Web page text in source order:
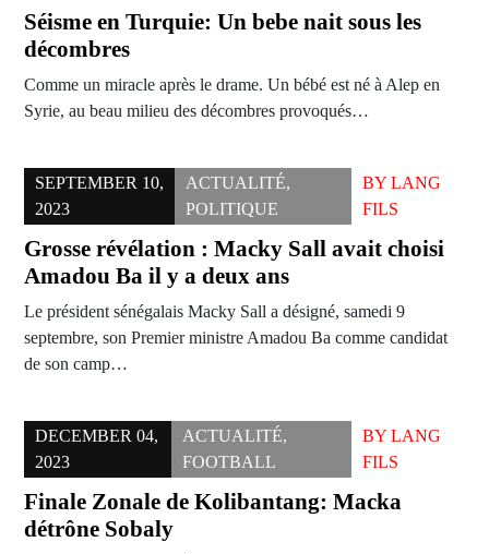
Séisme en Turquie: Un bebe nait sous les
décombres
Comme un miracle après le drame. Un bébé est né à Alep en
Syrie, au beau milieu des décombres provoqués…
SEPTEMBER 10,
2023
ACTUALITÉ,
POLITIQUE
BYLANG
FILS
Grosse révélation : Macky Sall avait choisi
Amadou Ba il y a deux ans
Le président sénégalais Macky Sall a désigné, samedi 9
septembre, son Premier ministre Amadou Ba comme candidat
de son camp…
DECEMBER 04,
2023
ACTUALITÉ,
FOOTBALL
BY LANG
FILS
Finale Zonale de Kolibantang: Macka
détrône Sobaly